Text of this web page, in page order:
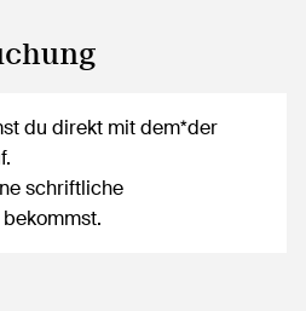
du direkt mit dem*der
schriftliche